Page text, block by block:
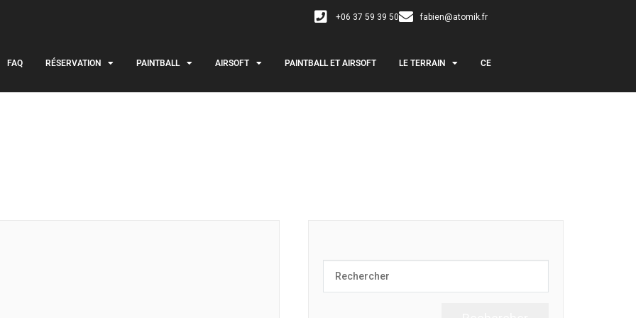
+06 37 59 39 50 fabien@atomik.fr
FAQ RÉSERVATION PAINTBALL AIRSOFT PAINTBALL ET AIRSOFT LE TERRAIN CE